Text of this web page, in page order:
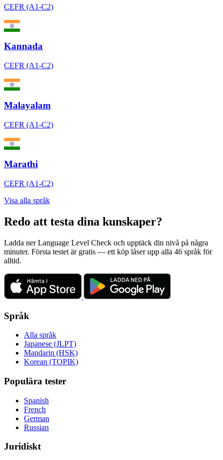
CEFR (A1-C2)
Kannada
CEFR (A1-C2)
Malayalam
CEFR (A1-C2)
Marathi
CEFR (A1-C2)
Visa alla språk
Redo att testa dina kunskaper?
Ladda ner Language Level Check och upptäck din nivå på några
minuter. Första testet är gratis — ett köp låser upp alla 46 språk för
alltid.
Språk
Alla språk
Japanese (JLPT)
Mandarin (HSK)
Korean (TOPIK)
Populära tester
Spanish
French
German
Russian
Juridiskt